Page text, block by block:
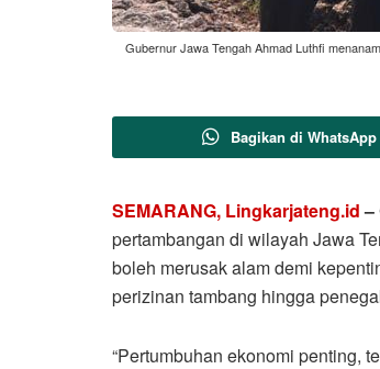
Gubernur Jawa Tengah Ahmad Luthfi
Bagikan di WhatsApp
SEMARANG, Lingkarjateng.id–
pertambangan di wilayah Jawa
boleh merusak alam demi
perizinan tambang hingga
“Pertumbuhan ekonomi penting,